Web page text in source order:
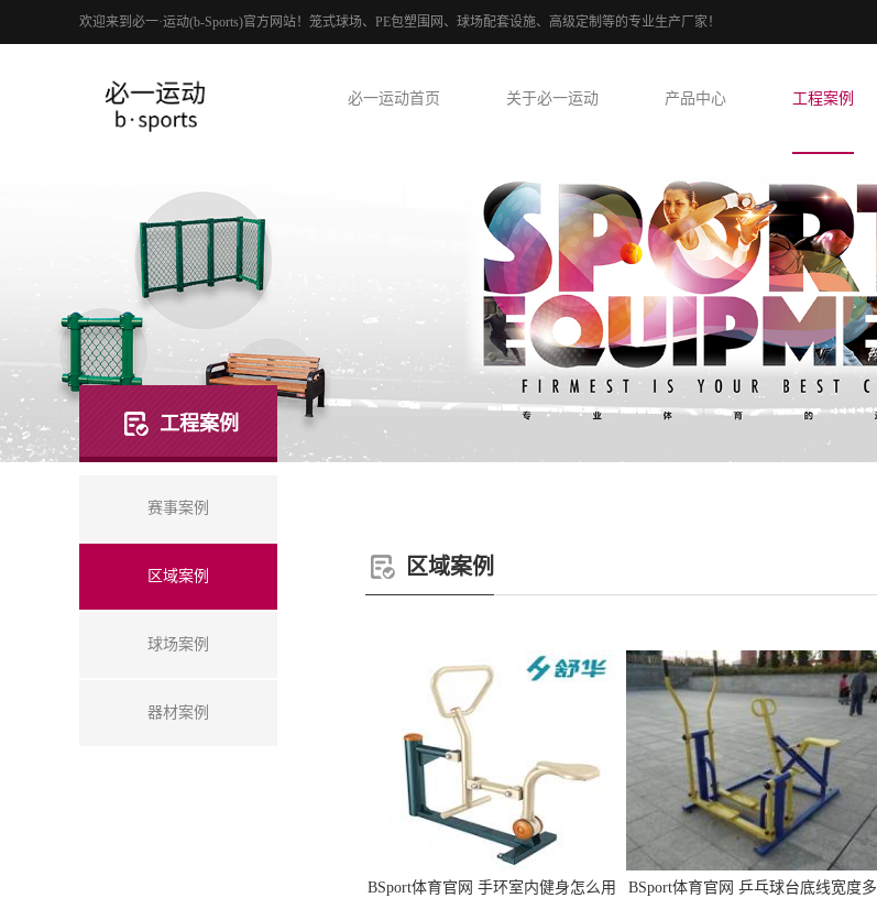
欢迎来到必一·运动(b-Sports)官方网站！笼式球场、PE包塑围网、球场配套设施、高级定制等的专业生产厂家！
必一运动首页 关于必一运动 产品中心 工程案例
工程案例
赛事案例
区域案例
球场案例
器材案例
区域案例
BSport体育官网 手环室内健身怎么用
BSport体育官网 乒乓球台底线宽度多